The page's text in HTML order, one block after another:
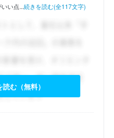
い点...続きを読む(全117文字)
む（無料）